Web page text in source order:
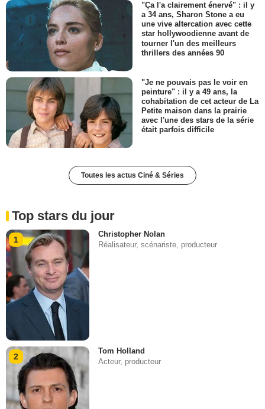
"Ça l'a clairement énervé" : il y
a 34 ans, Sharon Stone a eu
une vive altercation avec cette
star hollywoodienne avant de
tourner l'un des meilleurs
thrillers des années 90
"Je ne pouvais pas le voir en
peinture" : il y a 49 ans, la
cohabitation de cet acteur de La
Petite maison dans la prairie
avec l'une des stars de la série
était parfois difficile
Toutes les actus Ciné & Séries
Top stars du jour
1
Christopher Nolan
Réalisateur, scénariste, producteur
2
Tom Holland
Acteur, producteur